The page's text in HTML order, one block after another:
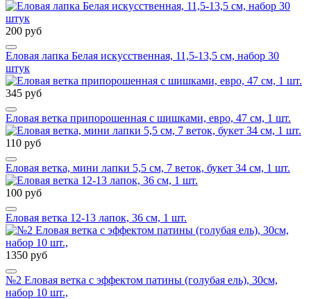
200 руб
Еловая лапка Белая искусственная, 11,5-13,5 см, набор 30
штук
345 руб
Еловая ветка припорошенная с шишками, евро, 47 см, 1 шт.
110 руб
Еловая ветка, мини лапки 5,5 см, 7 веток, букет 34 см, 1 шт.
100 руб
Еловая ветка 12-13 лапок, 36 см, 1 шт.
1350 руб
№2 Еловая ветка с эффектом патины (голубая ель), 30см,
набор 10 шт.,